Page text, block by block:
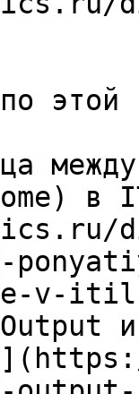
этой
в
v-
и